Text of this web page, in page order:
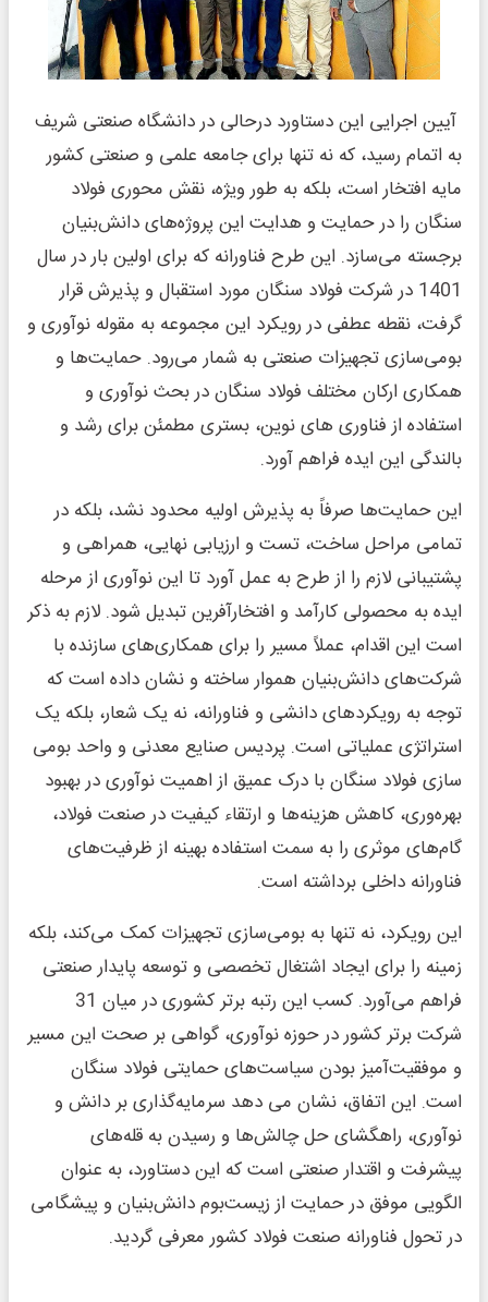
آیین اجرایی این دستاورد درحالی در دانشگاه صنعتی شریف
به اتمام رسید، که نه تنها برای جامعه علمی و صنعتی کشور
مایه افتخار است، بلکه به طور ویژه، نقش محوری فولاد
سنگان را در حمایت و هدایت این پروژه‌های دانش‌بنیان
برجسته می‌سازد. این طرح فناورانه که برای اولین بار در سال
1401 در شرکت فولاد سنگان مورد استقبال و پذیرش قرار
گرفت، نقطه عطفی در رویکرد این مجموعه به مقوله نوآوری و
بومی‌سازی تجهیزات صنعتی به شمار می‌رود. حمایت‌ها و
همکاری ارکان مختلف فولاد سنگان در بحث نوآوری و
استفاده از فناوری های نوین، بستری مطمئن برای رشد و
بالندگی این ایده فراهم آورد.
این حمایت‌ها صرفاً به پذیرش اولیه محدود نشد، بلکه در
تمامی مراحل ساخت، تست و ارزیابی نهایی، همراهی و
پشتیبانی لازم را از طرح به عمل آورد تا این نوآوری از مرحله
ایده به محصولی کارآمد و افتخارآفرین تبدیل شود. لازم به ذکر
است این اقدام، عملاً مسیر را برای همکاری‌های سازنده با
شرکت‌های دانش‌بنیان هموار ساخته و نشان داده است که
توجه به رویکردهای دانشی و فناورانه، نه یک شعار، بلکه یک
استراتژی عملیاتی است. پردیس صنایع معدنی و واحد بومی
سازی فولاد سنگان با درک عمیق از اهمیت نوآوری در بهبود
بهره‌وری، کاهش هزینه‌ها و ارتقاء کیفیت در صنعت فولاد،
گام‌های موثری را به سمت استفاده بهینه از ظرفیت‌های
فناورانه داخلی برداشته است.
این رویکرد، نه تنها به بومی‌سازی تجهیزات کمک می‌کند، بلکه
زمینه را برای ایجاد اشتغال تخصصی و توسعه پایدار صنعتی
فراهم می‌آورد. کسب این رتبه برتر کشوری در میان 31
شرکت برتر کشور در حوزه نوآوری، گواهی بر صحت این مسیر
و موفقیت‌آمیز بودن سیاست‌های حمایتی فولاد سنگان
است. این اتفاق، نشان می دهد سرمایه‌گذاری بر دانش و
نوآوری، راهگشای حل چالش‌ها و رسیدن به قله‌های
پیشرفت و اقتدار صنعتی است که این دستاورد، به عنوان
الگویی موفق در حمایت از زیست‌بوم دانش‌بنیان و پیشگامی
در تحول فناورانه صنعت فولاد کشور معرفی گردید.